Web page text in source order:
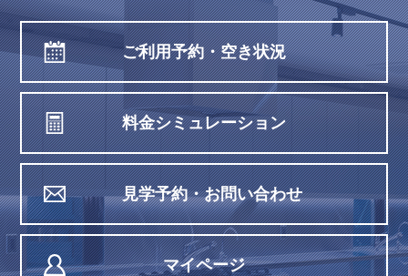
ご利用予約・空き状況
料金シミュレーション
見学予約・お問い合わせ
マイページ